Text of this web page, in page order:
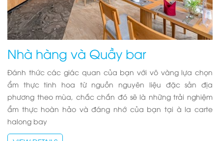
Nhà hàng và Quầy bar
Đánh thức các giác quan của bạn với vô vàng lựa chọn
ẩm thực tinh hoa từ nguồn nguyên liệu đặc sản địa
phương theo mùa, chắc chắn đó sẽ là những trải nghiệm
ẩm thực hoàn hảo và đáng nhớ của bạn tại à la carte
halong bay